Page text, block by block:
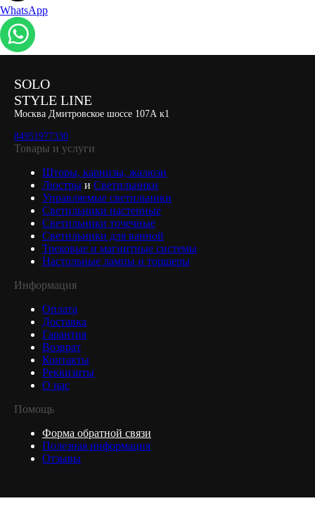
WhatsApp
SOLO
STYLE LINE
Москва Дмитровское шоссе 107А к1
84951977330
Товары и услуги
Шторы, карнизы, жалюзи
Люстры и Светильники
Управляемые светильники
Светильники настенные
Светильники точечные
Светильники для ванной
Трековые и магнитные системы
Настольные лампы и торшеры
Информация
Оплата
Доставка
Гарантия
Возврат
Контакты
Реквизиты
О нас
Помощь
Форма обратной связи
Полезная информация
Отзывы